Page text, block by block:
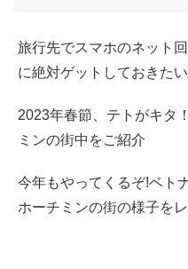
旅行先でスマホのネット
に絶対ゲットしておきた
2023年春節、テトがキタ
ミンの街中をご紹介
今年もやってくるぞ!ベト
ホーチミンの街の様子を